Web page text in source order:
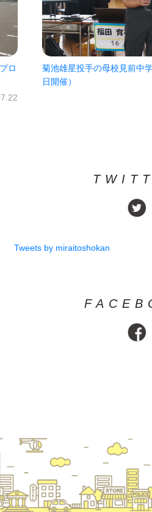
（7月1
一戸中未来パスポー
Tweets by miraitoshokan